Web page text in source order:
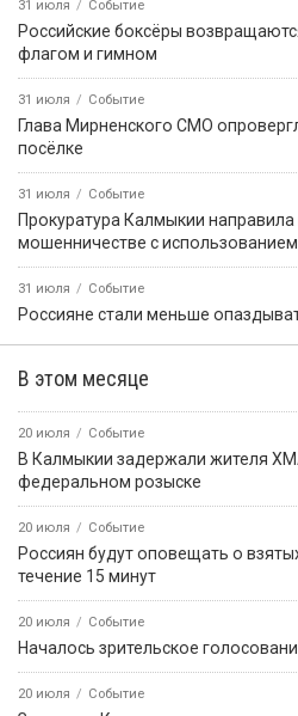
31 июля Событие
Российские боксёры
флагом и гимном
31 июля Событие
Глава Мирненского СМО
посёлке
31 июля Событие
Прокуратура Калмыкии направила
мошенничестве с
31 июля Событие
Россияне стали меньше
В этом месяце
20 июля Событие
В Калмыкии задержали жителя
федеральном розыске
20 июля Событие
Россиян будут оповещать о
течение 15 минут
20 июля Событие
Началось зрительское
20 июля Событие